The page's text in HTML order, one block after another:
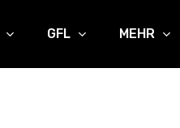
GFL MEHR